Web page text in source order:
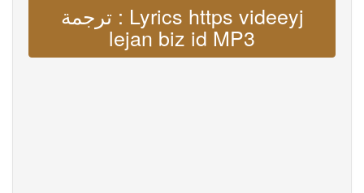
ترجمة : Lyrics https videeyj
lejan biz id MP3